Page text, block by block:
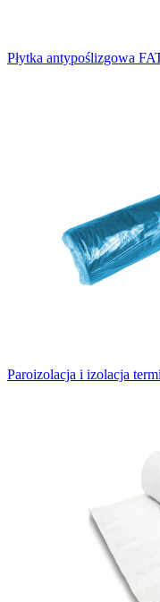
Płytka antypoślizgowa
Paroizolacja i izolacja